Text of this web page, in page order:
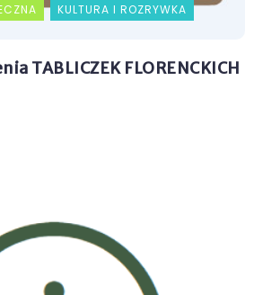
KULTURA I ROZRYWKA
TABLICZEK FLORENCKICH